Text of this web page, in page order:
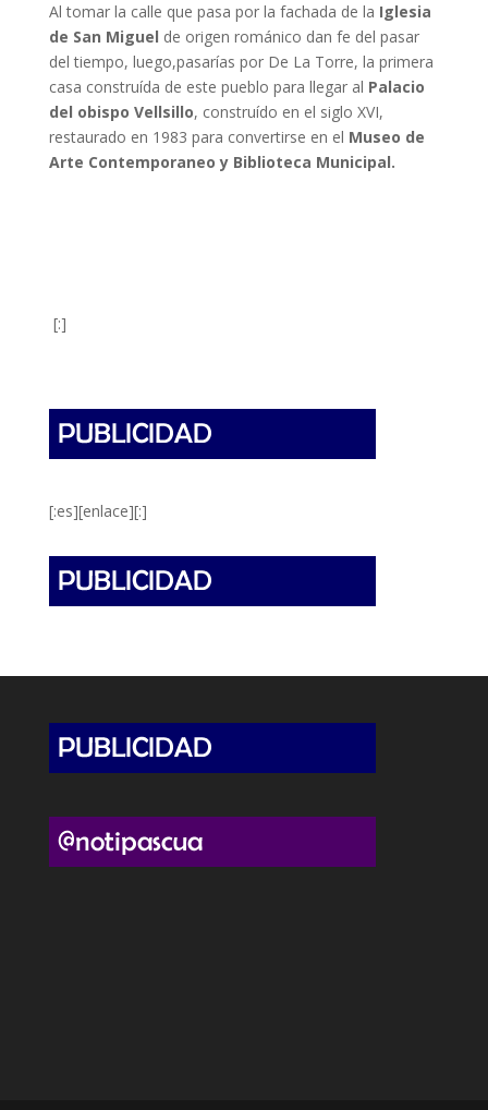
Al tomar la calle que pasa por la fachada de la Iglesia
de San Miguel de origen románico dan fe del pasar
del tiempo, luego,pasarías por De La Torre, la primera
casa construída de este pueblo para llegar al Palacio
del obispo Vellsillo, construído en el siglo XVI,
restaurado en 1983 para convertirse en el Museo de
Arte Contemporaneo y Biblioteca Municipal.
[:]
[:es][enlace][:]